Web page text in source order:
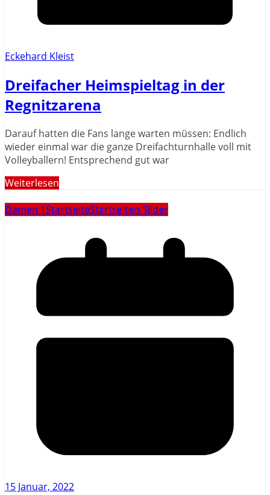
Eckehard Kleist
Dreifacher Heimspieltag in der
Regnitzarena
Darauf hatten die Fans lange warten müssen: Endlich
wieder einmal war die ganze Dreifachturnhalle voll mit
Volleyballern! Entsprechend gut war
Weiterlesen
Damen 1StartseiteStartseiten Slider
15 Januar, 2022